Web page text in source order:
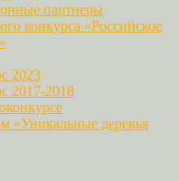
партнеры
конкурса «Российское
2023
2017-2018
«Уникальные деревья